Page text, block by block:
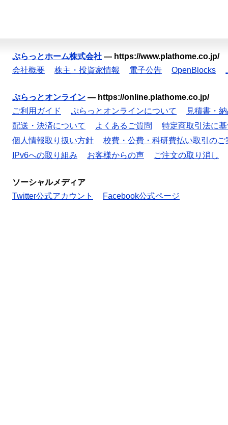
ぷらっとホーム株式会社 — https://www.plathome.co.jp/
会社概要
株主・投資家情報 電子公告 OpenBlocks
ぷらっとオンライン — https://online.plathome.co.jp/
ご利用ガイド
ぷらっとオンラインについて
見積書・
配送・決済について
よくあるご質問
特定商取引法に
個人情報取り扱い方針
校費・公費・科研費払い取引のご
IPv6への取り組み
お客様からの声 ご注文の取り消し
ソーシャルメディア
Twitter公式アカウント
Facebook公式ページ